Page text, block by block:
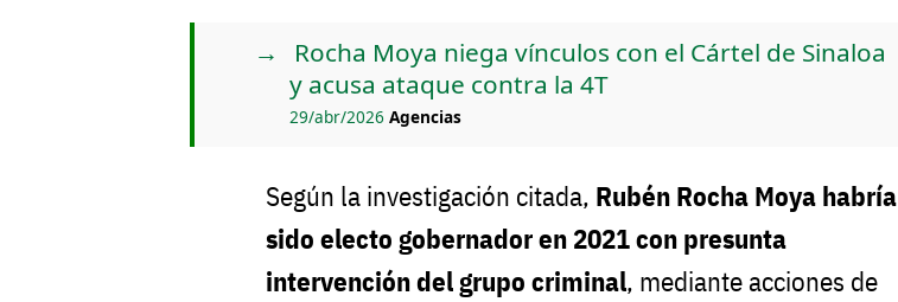
Rocha Moya niega vínculos con el Cártel de Sinaloa
y acusa ataque contra la 4T
29/abr/2026 Agencias
Según la investigación citada, Rubén Rocha Moya habría
sido electo gobernador en 2021 con presunta
intervención del grupo criminal, mediante acciones de